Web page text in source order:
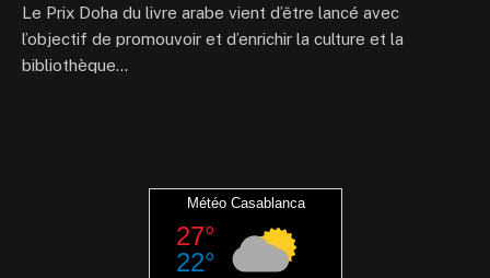
Le Prix Doha du livre arabe vient d’être lancé avec
l’objectif de promouvoir et d’enrichir la culture et la
bibliothèque…